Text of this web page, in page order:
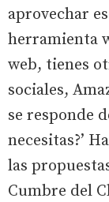
aprovechar
herramienta
web, tienes
sociales,
se responde
necesitas?’
las
Cumbre del